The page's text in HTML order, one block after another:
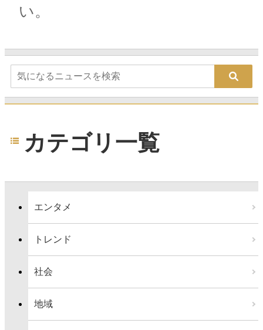
い。
カテゴリ一覧
エンタメ
トレンド
社会
地域